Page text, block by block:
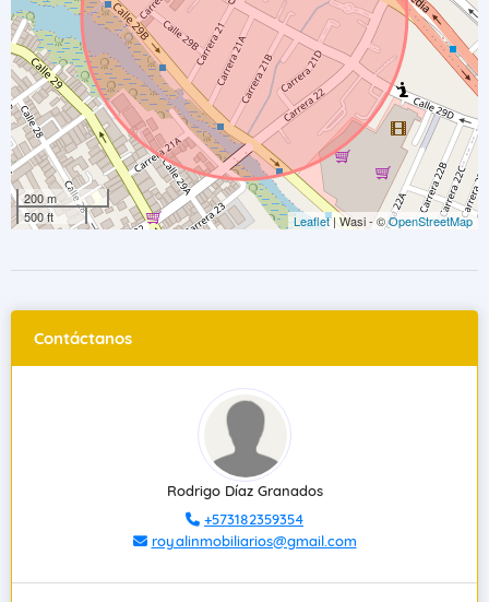
200 m
500 ft
Leaflet| Wasi - ©OpenStreetMap
Contáctanos
Rodrigo Díaz Granados
+573182359354
royalinmobiliarios@gmail.com